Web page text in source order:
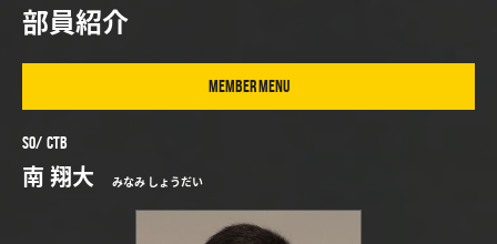
部員紹介
MEMBER MENU
SO CTB
南 翔大 みなみ しょうだい